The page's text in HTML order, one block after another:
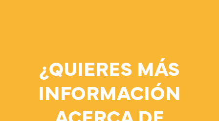
¿QUIERES MÁS
INFORMACIÓN